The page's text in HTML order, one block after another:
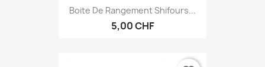
Boite De Rangement Shifours...
5,00 CHF